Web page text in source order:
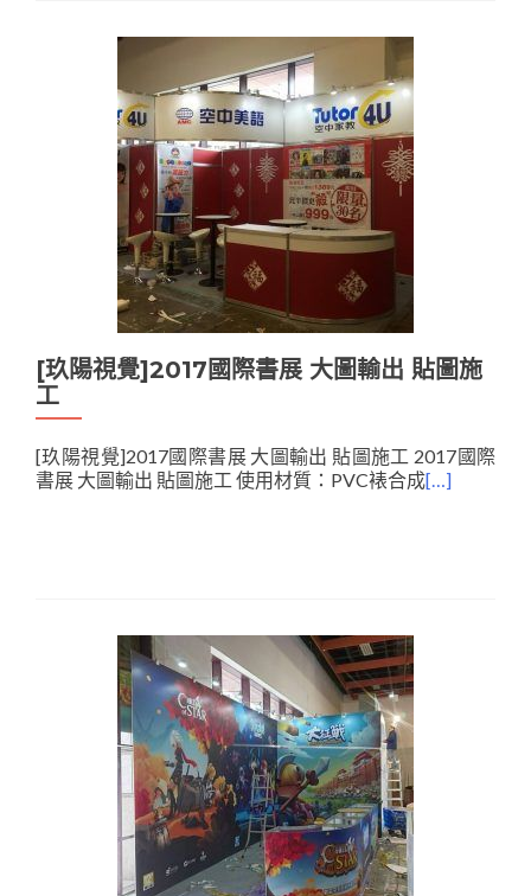
[玖陽視覺]2017國際書展 大圖輸出 貼圖施
工
[玖陽視覺]2017國際書展 大圖輸出 貼圖施工 2017國際
書展 大圖輸出 貼圖施工 使用材質：PVC裱合成[…]